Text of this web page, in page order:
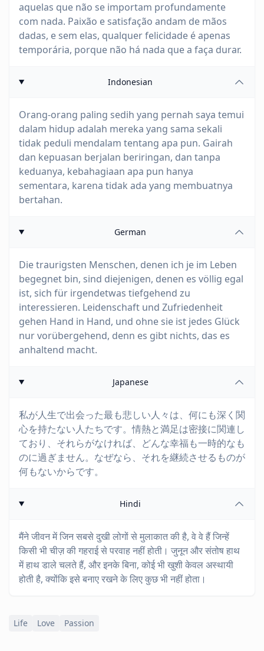
aquelas que não se importam profundamente
com nada. Paixão e satisfação andam de mãos
dadas, e sem elas, qualquer felicidade é apenas
temporária, porque não há nada que a faça durar.
Indonesian
Orang-orang paling sedih yang pernah saya temui
dalam hidup adalah mereka yang sama sekali
tidak peduli mendalam tentang apa pun. Gairah
dan kepuasan berjalan beriringan, dan tanpa
keduanya, kebahagiaan apa pun hanya
sementara, karena tidak ada yang membuatnya
bertahan.
German
Die traurigsten Menschen, denen ich je im Leben
begegnet bin, sind diejenigen, denen es völlig egal
ist, sich für irgendetwas tiefgehend zu
interessieren. Leidenschaft und Zufriedenheit
gehen Hand in Hand, und ohne sie ist jedes Glück
nur vorübergehend, denn es gibt nichts, das es
anhaltend macht.
Japanese
私が人生で出会った最も悲しい人々は、何にも深く関
心を持たない人たちです。情熱と満足は密接に関連し
ており、それらがなければ、どんな幸福も一時的なも
のに過ぎません。なぜなら、それを継続させるものが
何もないからです。
Hindi
मैंने जीवन में जिन सबसे दुखी लोगों से मुलाकात की है, वे वे हैं जिन्हें
किसी भी चीज़ की गहराई से परवाह नहीं होती। जुनून और संतोष हाथ
में हाथ डाले चलते हैं, और इनके बिना, कोई भी खुशी केवल अस्थायी
होती है, क्योंकि इसे बनाए रखने के लिए कुछ भी नहीं होता।
Life Love Passion